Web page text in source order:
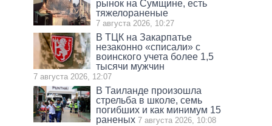
рынок на Сумщине, есть
тяжелораненые
7 августа 2026, 10:27
В ТЦК на Закарпатье
незаконно «списали» с
воинского учета более 1,5
тысячи мужчин
7 августа 2026, 12:07
В Таиланде произошла
стрельба в школе, семь
погибших и как минимум 15
раненых 7 августа 2026, 10:08